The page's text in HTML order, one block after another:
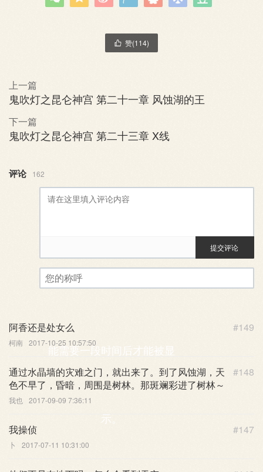
 赞(114)
上一篇
鬼吹灯之昆仑神宫 第二十一章 风蚀湖的王
下一篇
鬼吹灯之昆仑神宫 第二十三章 X线
评论 162
评论审核已启用。您的评论可
能需要一段时间后才能被显
示。
提交评论
#149
阿香还是处女么
柯南 2017-10-25 10:57:50
#148
通过水晶墙的灾难之门，就出来了。到了风蚀湖，天
色不早了，昏暗，周围是树林。那斑斓彩进了树林～
我也 2017-09-09 7:36:11
#147
我操侦
卜 2017-07-11 10:31:00